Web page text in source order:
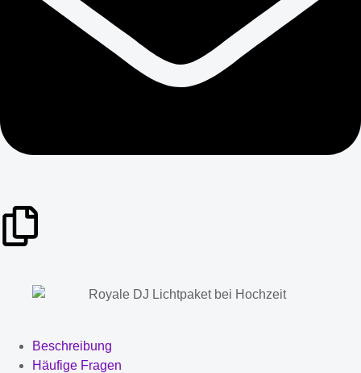
Beschreibung
Häufige Fragen